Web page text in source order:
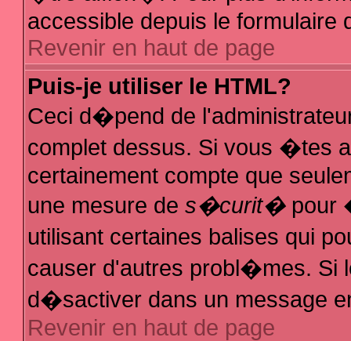
accessible depuis le formulaire
Revenir en haut de page
Puis-je utiliser le HTML?
Ceci d�pend de
complet dessus. Si vous �tes
certainement compte que
une mesure de s�curit�pour
utilisant certaines balises qui
causer d'autres probl�mes. Si
d�sactiver dans un message
Revenir en haut de page